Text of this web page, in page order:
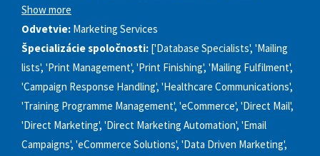
Show more
Odvetvie: Marketing Services
Špecializácie spoločnosti: ['Database Specialists', 'Mailing
lists', 'Print Management', 'Print Finishing', 'Mailing Fulfilment',
'Campaign Response Handling', 'Healthcare Communications',
'Training Programme Management', 'eCommerce', 'Direct Mail',
'Direct Marketing', 'Direct Marketing Automation', 'Email
Campaigns', 'eCommerce Solutions', 'Data Driven Marketing',